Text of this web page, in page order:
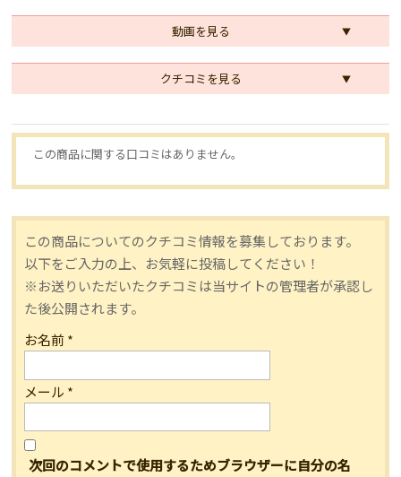
動画を見る
クチコミを見る
この商品に関する口コミはありません。
この商品についてのクチコミ情報を募集しております。
以下をご入力の上、お気軽に投稿してください！
※お送りいただいたクチコミは当サイトの管理者が承認し
た後公開されます。
お名前*
メール *
次回のコメントで使用するためブラウザーに自分の名